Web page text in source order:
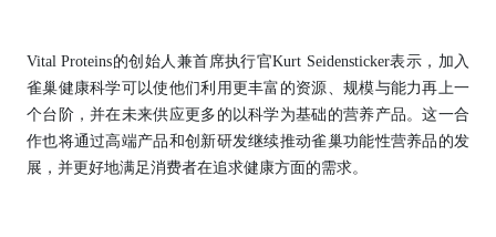
Vital Proteins的创始人兼首席执行官Kurt Seidensticker表示，加入
雀巢健康科学可以使他们利用更丰富的资源、规模与能力再上一
个台阶，并在未来供应更多的以科学为基础的营养产品。这一合
作也将通过高端产品和创新研发继续推动雀巢功能性营养品的发
展，并更好地满足消费者在追求健康方面的需求。